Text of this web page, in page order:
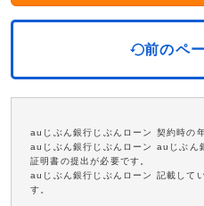
前のペ
auじぶん銀行じぶんローン 契約時の
auじぶん銀行じぶんローン auじぶん
証明書の提出が必要です。
auじぶん銀行じぶんローン 記載して
す。